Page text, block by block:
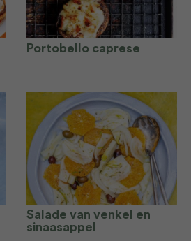
Portobello caprese
Salade van venkel en
sinaasappel